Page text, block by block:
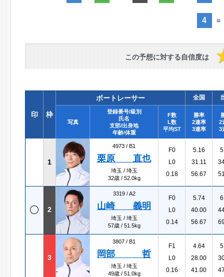
4 =
この予想に対する自信度は
印 枠
ボートレーサー 全国
写真
登録番号/級別
氏名
支部/出身地
年齢/体重
F数
L数
平均ST
勝率
2連率
3連率
2
3
1
4973 / B1
栗原 直也
埼玉 / 埼玉
32歳 / 52.0kg
F0
L0
0.18
5.16
31.11
56.67
2
3319 /A2
山崎 義明
埼玉 / 埼玉
57歳 / 51.5kg
F0
L0
0.14
5.74
40.00
56.67
3
3807 / B1
岡部 哲
埼玉 / 埼玉
49歳 / 51.0kg
F1
L0
0.16
4.64
28.00
41.00